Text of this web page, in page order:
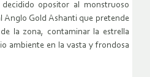
decidido opositor al monstruoso
Anglo Gold Ashanti que pretende
la zona, contaminar la estrella
ambiente en la vasta y frondosa